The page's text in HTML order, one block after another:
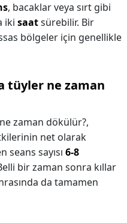
, bacaklar veya sırt gibi
iki saatsürebilir. Bir
bölgeler için genellikle
tüyler ne zaman
zaman dökülür?,
net olarak
sayısı 6-8
bir zaman sonra kıllar
da tamamen